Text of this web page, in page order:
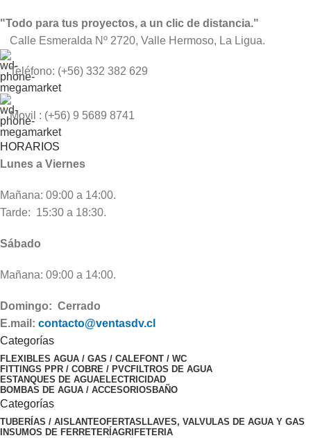
"Todo para tus proyectos, a un clic de distancia."
Calle Esmeralda Nº 2720, Valle Hermoso, La Ligua.
Teléfono: (+56) 332 382 629
Movil : (+56) 9 5689 8741
HORARIOS
Lunes a Viernes
Mañana: 09:00 a 14:00.
Tarde: 15:30 a 18:30.
Sábado
Mañana: 09:00 a 14:00.
Domingo: Cerrado
E.mail: contacto@ventasdv.cl
Categorías
FLEXIBLES AGUA / GAS / CALEFONT / WC
FITTINGS PPR / COBRE / PVCFILTROS DE AGUA
ESTANQUES DE AGUAELECTRICIDAD
BOMBAS DE AGUA / ACCESORIOSBAÑO
Categorías
TUBERÍAS / AISLANTEOFERTASLLAVES, VALVULAS DE AGUA Y GAS
INSUMOS DE FERRETERÍAGRIFETERIA